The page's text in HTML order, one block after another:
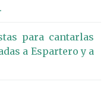
para cantarlas
a Espartero y a